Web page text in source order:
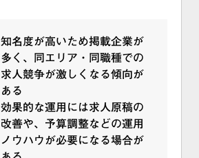
知名度が高いため掲載企業が
多く、同エリア・同職種での
求人競争が激しくなる傾向が
ある
効果的な運用には求人原稿の
改善や、予算調整などの運用
ノウハウが必要になる場合が